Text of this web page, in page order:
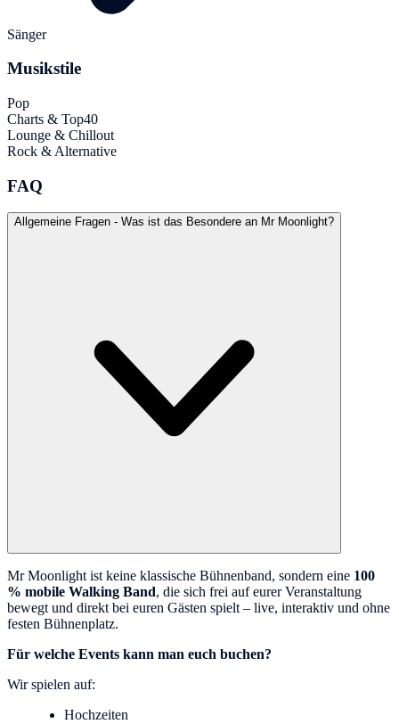
Sänger
Musikstile
Pop
Charts & Top40
Lounge & Chillout
Rock & Alternative
FAQ
Allgemeine Fragen - Was ist das Besondere an Mr Moonlight?
Mr Moonlight ist keine klassische Bühnenband, sondern eine 100
% mobile Walking Band, die sich frei auf eurer Veranstaltung
bewegt und direkt bei euren Gästen spielt – live, interaktiv und ohne
festen Bühnenplatz.
Für welche Events kann man euch buchen?
Wir spielen auf:
Hochzeiten